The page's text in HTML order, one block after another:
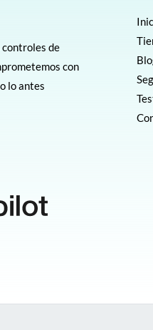
controles de
con
lo antes